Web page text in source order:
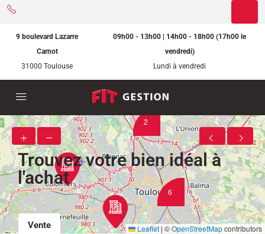
9 boulevard Lazarre
Carnot
31000 Toulouse
09h00 - 13h00 | 14h00 - 18h00 (17h00 le
vendredi)
Lundi à vendredi
2
6
Leaflet|©OpenStreetMapcontributors
Trouvez votre bien idéal à
l'achat
Vente